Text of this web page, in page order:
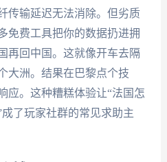
传输延迟无法消除。但劣质
免费工具把你的数据扔进拥
再回中国。这就像开车去隔
大洲。结果在巴黎点个技
应。这种糟糕体验让“法国怎
了玩家社群的常见求助主